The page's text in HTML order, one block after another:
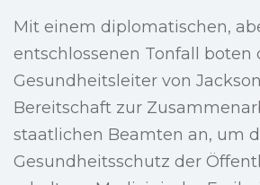
Mit einem diplomatischen,
entschlossenen Tonfall boten
Gesundheitsleiter von
Bereitschaft zur
staatlichen Beamten an, um
Gesundheitsschutz der